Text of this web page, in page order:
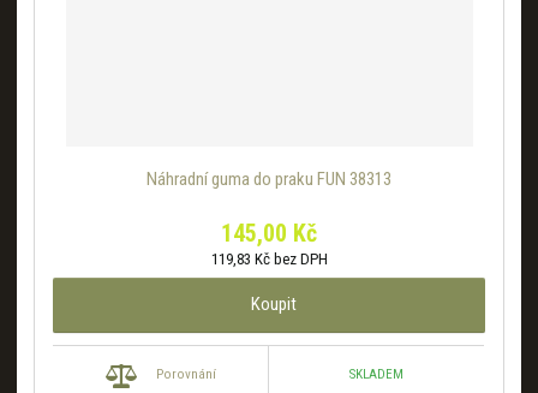
Náhradní guma do praku FUN 38313
145,00 Kč
119,83 Kč bez DPH
Koupit
Porovnání SKLADEM